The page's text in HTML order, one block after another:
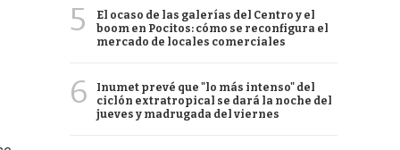
5
El ocaso de las galerías del Centro y el
boom en Pocitos: cómo se reconfigura el
mercado de locales comerciales
6
Inumet prevé que "lo más intenso" del
ciclón extratropical se dará la noche del
jueves y madrugada del viernes